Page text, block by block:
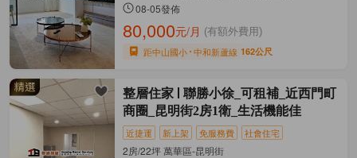
08-05發佈
80,000元/月 (有額外費用)
距中山國小 中和新蘆線 162公尺
整層住家
聯勝小徐_可租補_近西門町
商圈_昆明街2房1衛_生活機能佳
近捷運 新上架 免服務費 社會住宅
2房/22坪 萬華區-昆明街